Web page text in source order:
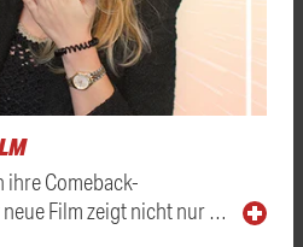
Comeback-
Film zeigt nicht nur …